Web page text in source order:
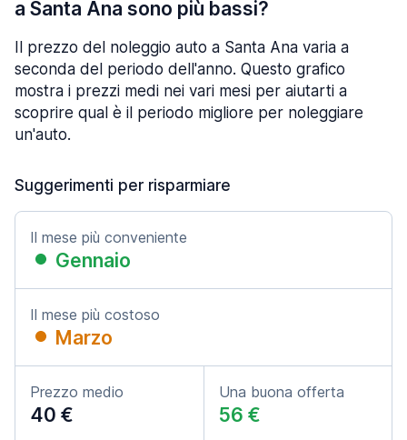
a Santa Ana sono più bassi?
Il prezzo del noleggio auto a Santa Ana varia a
seconda del periodo dell'anno. Questo grafico
mostra i prezzi medi nei vari mesi per aiutarti a
scoprire qual è il periodo migliore per noleggiare
un'auto.
Suggerimenti per risparmiare
Il mese più conveniente
Gennaio
Il mese più costoso
Marzo
Prezzo medio
40 €
Una buona offerta
56 €